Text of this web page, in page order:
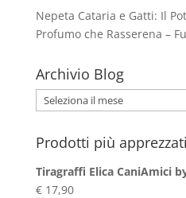
Nepeta Cataria e Gatti: Il
Profumo che Rasserena –
Archivio Blog
Archivio
Blog
Prodotti più apprezzati
Tiragraffi Elica CaniAmici
€17,90